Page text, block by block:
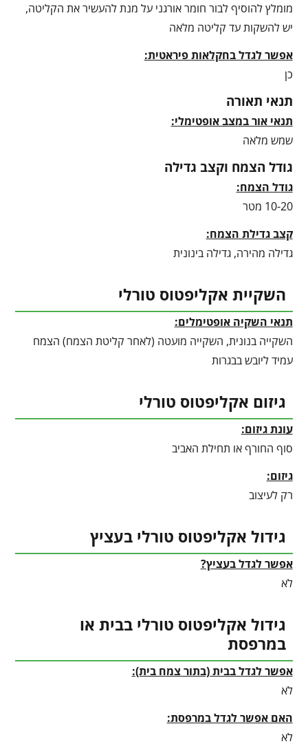
מומלץ להוסיף לבור חומר אורגני על מנת להעשיר את הקליטה,
יש להשקות עד קליטה מלאה
אפשר לגדל בחקלאות פיראטית:
כן
תנאי תאורה
תנאי אור במצב אופטימלי:
שמש מלאה
גודל הצמח וקצב גדילה
גודל הצמח:
10-20 מטר
קצב גדילת הצמח:
גדילה מהירה, גדילה בינונית
השקיית אקליפטוס טורלי
תנאי השקיה אופטימלים:
השקייה בנונית, השקייה מועטה (לאחר קליטת הצמח) הצמח
עמיד ליובש בבגרות
גיזום אקליפטוס טורלי
עונת גיזום:
סוף החורף או תחילת האביב
גיזום:
רק לעיצוב
גידול אקליפטוס טורלי בעציץ
אפשר לגדל בעציץ?
לא
גידול אקליפטוס טורלי בבית או
במרפסת
אפשר לגדל בבית (בתור צמח בית):
לא
האם אפשר לגדל במרפסת:
לא